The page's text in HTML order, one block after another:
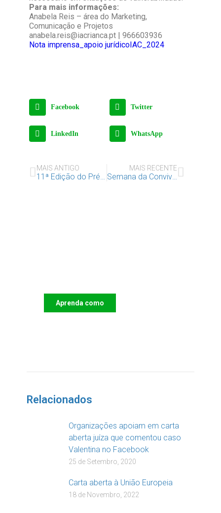
Para mais informações:
Anabela Reis – área do Marketing,
Comunicação e Projetos
anabela.reis@iacrianca.pt | 966603936
Nota imprensa_apoio jurídicoIAC_2024
Facebook Twitter
LinkedIn WhatsApp
MAIS ANTIGO
11ª Edição do Prémio de Jornalismo Os Direitos da Criança em Notícia
MAIS RECENTE
Semana da Convivência Escolar 2025: Promover Ambientes Seguros e Saudáveis nas Escolas Portuguesas
Aprenda como
Relacionados
Organizações apoiam em carta
aberta juíza que comentou caso
Valentina no Facebook
25 de Setembro, 2020
Carta aberta à União Europeia
18 de Novembro, 2022